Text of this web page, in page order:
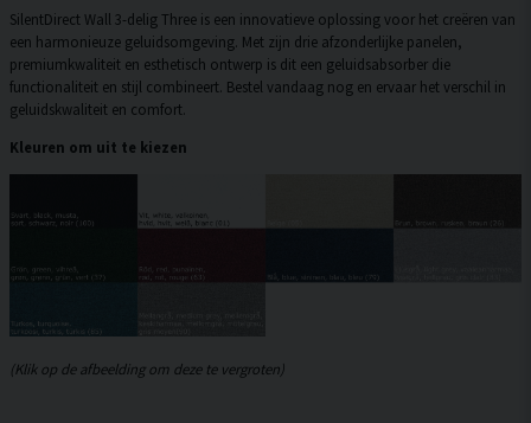
SilentDirect Wall 3-delig Three is een innovatieve oplossing voor het creëren van
een harmonieuze geluidsomgeving. Met zijn drie afzonderlijke panelen,
premiumkwaliteit en esthetisch ontwerp is dit een geluidsabsorber die
functionaliteit en stijl combineert. Bestel vandaag nog en ervaar het verschil in
geluidskwaliteit en comfort.
Kleuren om uit te kiezen
(Klik op de afbeelding om deze te vergroten)